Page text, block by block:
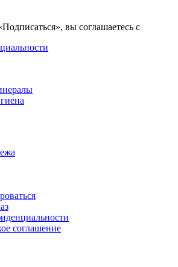
вы соглашаетесь с
соглашение